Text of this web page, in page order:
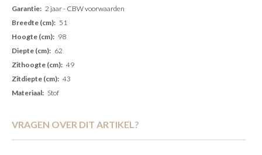
2 jaar - CBW voorwaarden
51
98
62
49
43
Stof
VRAGEN OVER DIT ARTIKEL?